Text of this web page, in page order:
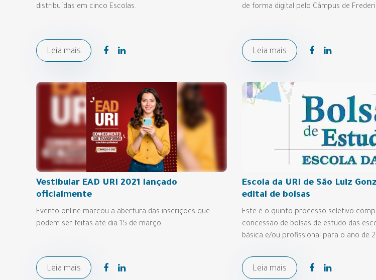
distribuídas em cinco Escolas.
Leia mais
de forma digital pelo Câmpus de
Leia mais
Vestibular EAD URI 2021 lançado
oficialmente
Evento online marcou a abertura das inscrições que
podem ser feitas até dia 15 de março.
Leia mais
Escola da URI de São Luiz
edital de bolsas
Este é o quinto processo seletivo
concessão de bolsas de estudo das
básica e/ou profissional para o ano de
Leia mais